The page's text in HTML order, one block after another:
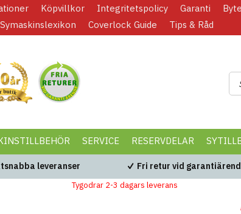
Köpvillkor Integritetspolicy Garanti
Symaskinslexikon Coverlock Guide Tips & Råd
SERVICE RESERVDELAR
leveranser Fri retur vid
Tygodrar 2-3 dagars leverans